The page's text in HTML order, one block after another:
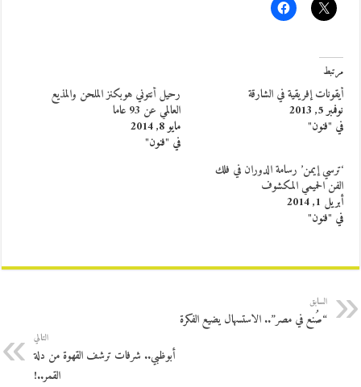
مرتبط
أيقونات إفريقية في الشارقة
نوفمبر 5, 2013
في "فنون"
رحيل أنتوني هوبكنز الملحن والمذيع
العالمي عن 93 عاما
مايو 8, 2014
في "فنون"
‘ترسي إيمن’ رسامة الدوران في فلك
الفن الحميمي المكشوف
أبريل 1, 2014
في "فنون"
السابق
“صُنع في مصر”.. الاستسهال يضيع الفكرة
التالي
أبوظبي.. شرفات ترشف القهوة من دلة
القمر..!